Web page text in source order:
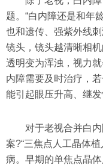
题。“白内障还是和年
也和遗传、强紫外线
镜头，镜头越清晰相
透明变为浑浊，视力
内障需要及时治疗，
能引起眼压升高、继发
对于老视合并白
案?“三焦点人工晶体
病。早期的单焦点晶